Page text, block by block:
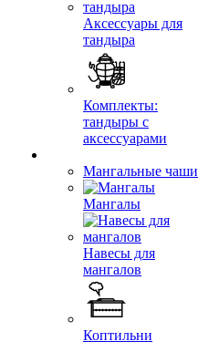
Аксессуары для
тандыра
Комплекты:
тандыры с
аксессуарами
Мангальные чаши
Мангалы
Навесы для
мангалов
Коптильни